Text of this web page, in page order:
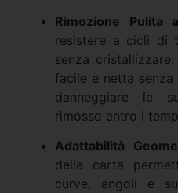
Rimozione Pulita
resistere a cicli di
senza
facile e netta
danneggiare le
rimosso entro i
Adattabilità
della carta
curve, angoli e